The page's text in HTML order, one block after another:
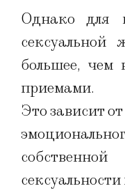
Однако для
сексуальной
большее, чем
приемами.
Это зависит